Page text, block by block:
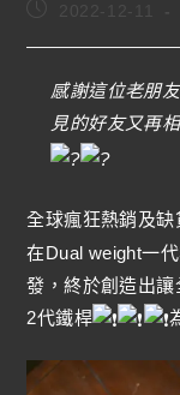
感謝這位老朋
見的好友又再
全球瘋狂熱銷及
在Dual weight一
發，終於創造出
2代鐵桿